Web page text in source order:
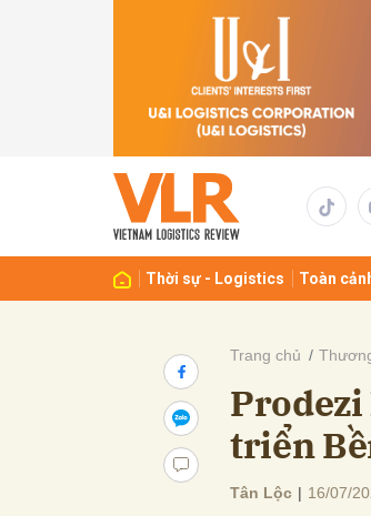
Thời sự - Logistics Toàn
Trang chủ
Prodezi
triển
Tân Lộc | 16/07/